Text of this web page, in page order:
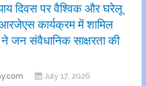
दिवस पर वैश्विक और घरेलू
कार्यक्रम में शामिल
ने जन संवैधानिक साक्षरता की
July 17, 2026